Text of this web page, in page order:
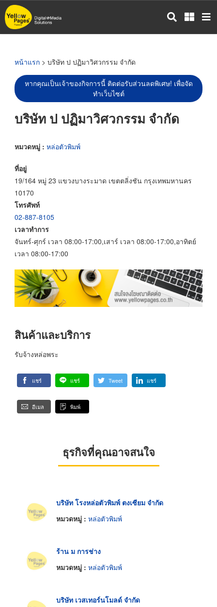
ข้าม
ไป
หน้าแรก > บริษัท ป ปฏิมาวิศวกรรม จำกัด
หากคุณเป็นเจ้าของกิจการนี้ ติดต่อรับส่วนลดพิเศษ! เพื่อจัด
ทำเว็บไซต์
บริษัท ป ปฏิมาวิศวกรรม จำกัด
หมวดหมู่ : หล่อตัวพิมพ์
ที่อยู่
19/164 หมู่ 23 แขวงบางระมาด เขตตลิ่งชัน กรุงเทพมหานคร
10170
โทรศัพท์
02-887-8105
เวลาทำการ
จันทร์-ศุกร์ เวลา 08:00-17:00,เสาร์ เวลา 08:00-17:00,อาทิตย์
เวลา 08:00-17:00
สินค้าและบริการ
รับจ้างหล่อพระ
แชร์ แชร์ Tweet แชร์
อีเมล พิมพ์
ธุรกิจที่คุณอาจสนใจ
บริษัท โรงหล่อตัวพิมพ์ ตงเซียม จำกัด
หมวดหมู่ : หล่อตัวพิมพ์
ร้าน ม การช่าง
หมวดหมู่ : หล่อตัวพิมพ์
บริษัท เวสเทอร์นโมลด์ จำกัด